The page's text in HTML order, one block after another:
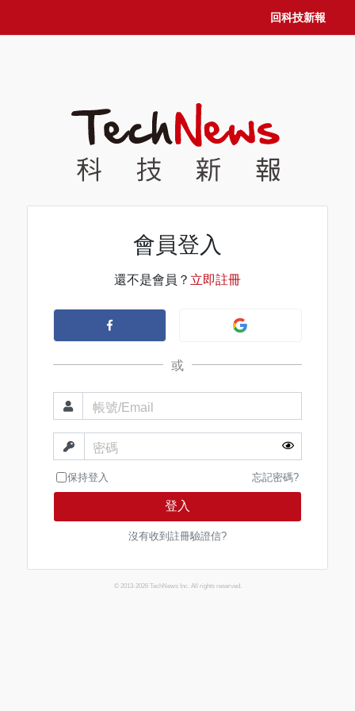
回科技新報
會員登入
還不是會員？ 立即註冊
或
帳號/Email
密碼
保持登入 忘記密碼?
登入
沒有收到註冊驗證信?
© 2013-2026 TechNews Inc. All rights reserved.